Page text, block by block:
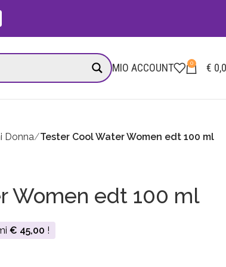
MIO ACCOUNT 0 €
Donna Tester Cool Water Women edt 100 ml
Women edt 100 ml
€ 45,00 !